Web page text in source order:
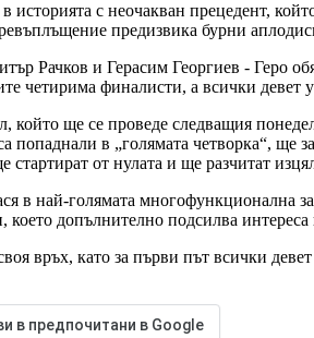
с неочакван прецедент,
предизвика бурни
Рачков и Герасим Георгиев - Геро
четирима финалисти, а всички девет
който ще се проведе следващия
в „голямата четворка“, ще
от нулата и ще разчитат
в най-голямата многофункционална
което допълнително подсилва
връх, като за първи път всички
в предпочитани в Google